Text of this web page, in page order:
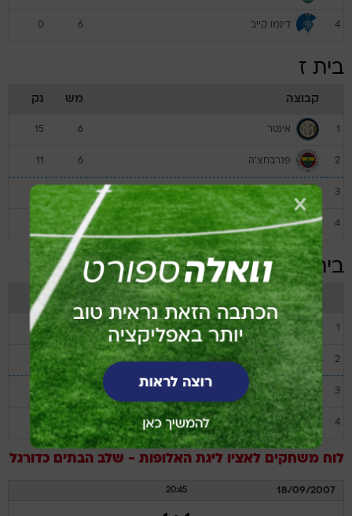
4 דינמו קייב 6
0
בית ז
קבוצה מש נק
1 אינטר 6
15
2 פנרבחצ'ה 6
11
3 פ.ס.וו איינדהובן
4 צסק"א מוסקבה 6
בית ח
קבוצה מש נק
1 סביליה 6
15
2 ארסנל 6
13
3 סלביה פראג 6
5
4 סטיאווה בוקרשט 1
לוח משחקים לאציו ליגת האלופות - שלב הבתים כדורגל
18/09/2007
20:45